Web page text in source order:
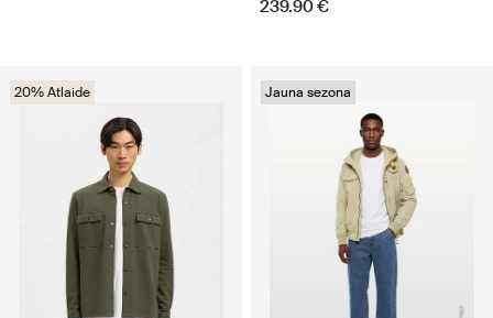
239.90 €
20% Atlaide Jauna sezona